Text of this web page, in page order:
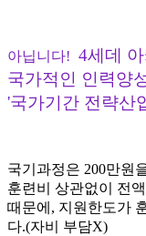
아닙니다! 4세데
국가적인 인력양
'국가기간 전략산
국기과정은 200만원
훈련비 상관없이 전
때문에, 지원한도가
다.(자비 부담X)